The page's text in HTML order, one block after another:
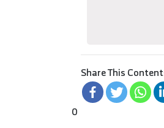
Share This
0